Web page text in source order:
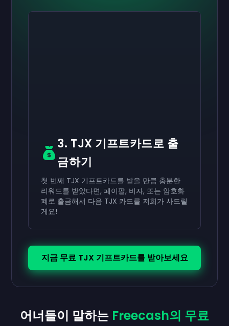
3. TJX 기프트카드로 출
금하기
첫 번째 TJX 기프트카드를 받을 만큼 충분한
리워드를 받았다면, 페이팔, 비자, 또는 암호화
폐로 출금해서 다음 TJX 카드를 저희가 사드릴
게요!
지금 무료 TJX 기프트카드를 받아보세요
어너들이 말하는 Freecash의 무료